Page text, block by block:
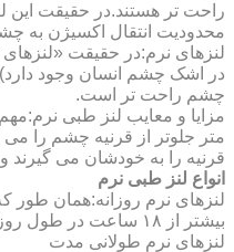
محدودیت انتقال اکسیژن به
لنزهای نرم:در حقیقت
در اشک چشم انسان وجود دارد)
چشم راحت تر است.
مزایا و معایب لنز طبی
متر جلوتر از قرنیه چشم را
قرنیه را به خودشان می گیرند
انواع لنز طبی نرم
لنزهای نرم روزانه:همان طور
بیشتر از ۱۸ ساعت در طول روز استفاده کنید.
لنزهای نرم طولانی مدت